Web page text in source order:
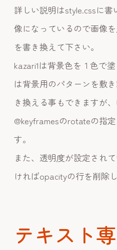
詳しい説明はstyle.cssに
像になっているので画像
を書き換えて下さい。
kazari1は背景色を１色で
は背景用のパターンを敷
き換える事もできますが
@keyframesのrotateの指
す。
また、透明度が設定され
ければopacityの行を削除
テキス ト専